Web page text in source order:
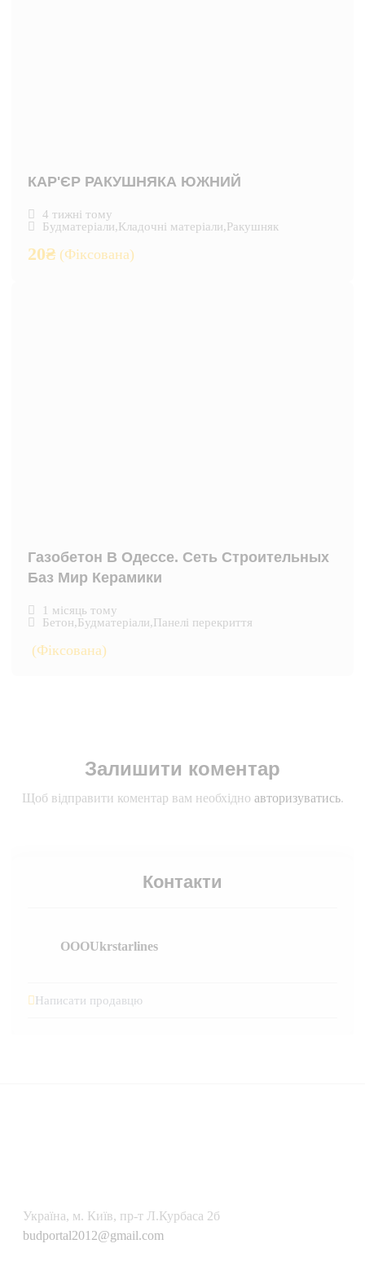
КАР'ЄР РАКУШНЯКА ЮЖНИЙ
4 тижні тому
Будматеріали,Кладочні матеріали,Ракушняк
20₴ (Фіксована)
Газобетон В Одессе. Сеть Строительных
Баз Мир Керамики
1 місяць тому
Бетон,Будматеріали,Панелі перекриття
(Фіксована)
Залишити коментар
Щоб відправити коментар вам необхідно авторизуватись.
Контакти
OOOUkrstarlines
Написати продавцю
Українa, м. Київ, пр-т Л.Курбаса 2б
budportal2012@gmail.com